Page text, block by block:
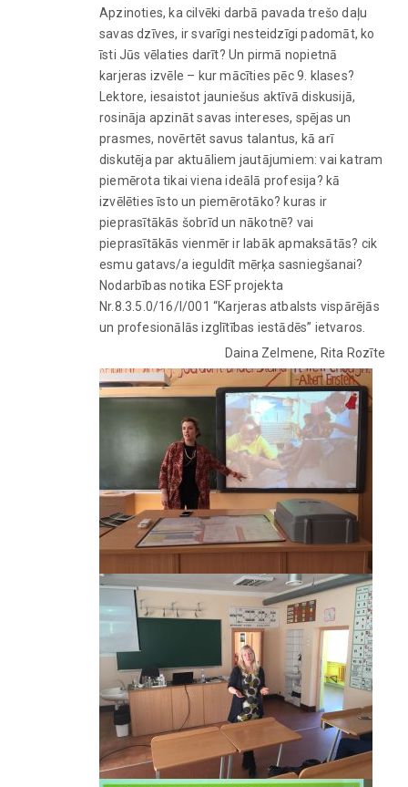
Apzinoties, ka cilvēki darbā pavada trešo daļu
savas dzīves, ir svarīgi nesteidzīgi padomāt, ko
īsti Jūs vēlaties darīt? Un pirmā nopietnā
karjeras izvēle – kur mācīties pēc 9. klases?
Lektore, iesaistot jauniešus aktīvā diskusijā,
rosināja apzināt savas intereses, spējas un
prasmes, novērtēt savus talantus, kā arī
diskutēja par aktuāliem jautājumiem: vai katram
piemērota tikai viena ideālā profesija? kā
izvēlēties īsto un piemērotāko? kuras ir
pieprasītākās šobrīd un nākotnē? vai
pieprasītākās vienmēr ir labāk apmaksātās? cik
esmu gatavs/a ieguldīt mērķa sasniegšanai?
Nodarbības notika ESF projekta
Nr.8.3.5.0/16/I/001 “Karjeras atbalsts vispārējās
un profesionālās izglītības iestādēs” ietvaros.
Daina Zelmene, Rita Rozīte